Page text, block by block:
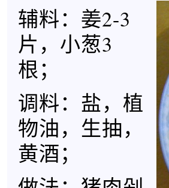
辅料：姜2-3
片，小葱3
根；
调料：盐，植
物油，生抽，
黄酒；